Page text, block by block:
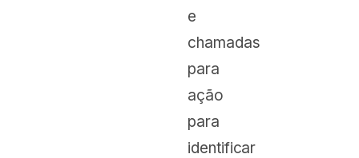
e
chamadas
para
ação
para
identificar